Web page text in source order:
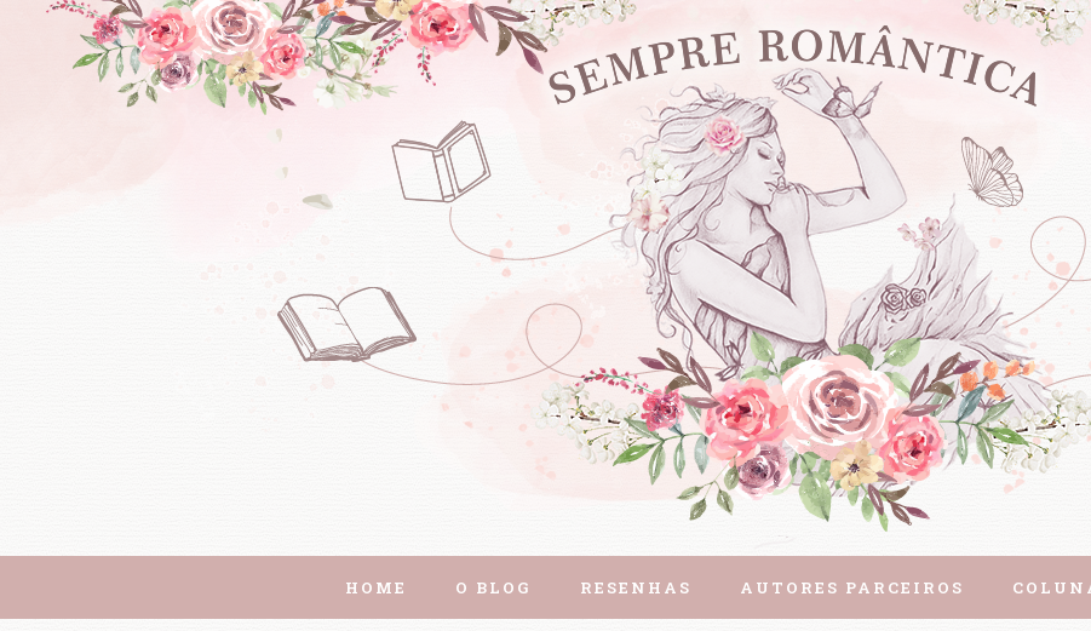
HOME O BLOG RESENHAS AUTORES PARCEIROS